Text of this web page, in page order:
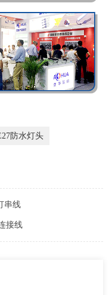
防水灯头
串线
接线